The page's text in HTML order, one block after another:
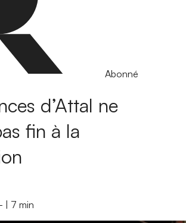
Abonné
d’Attal ne
fin à la
- 7 min